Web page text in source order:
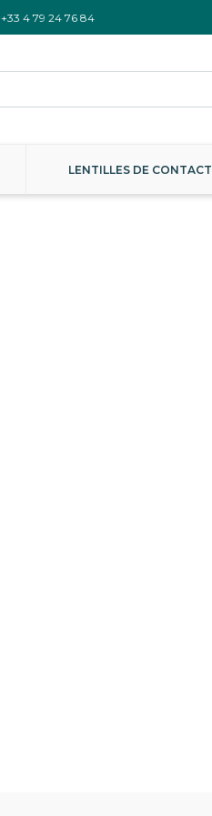
+33 4 79 24 76 84
LENTILLES DE CONTACT